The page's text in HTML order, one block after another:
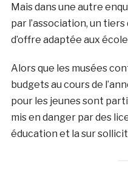
Mais dans une autre
par l’association, un
d’offre adaptée aux
Alors que les musées
budgets au cours de
pour les jeunes sont
mis en danger par des
éducation et la sur